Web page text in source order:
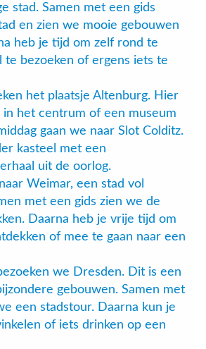
stad. Samen met een gids
en zien we mooie gebouwen
heb je tijd om zelf rond te
te bezoeken of ergens iets te
het plaatsje Altenburg. Hier
in het centrum of een museum
gaan we naar Slot Colditz.
kasteel met een
uit de oorlog.
Weimar, een stad vol
met een gids zien we de
Daarna heb je vrije tijd om
of mee te gaan naar een
we Dresden. Dit is een
gebouwen. Samen met
een stadstour. Daarna kun je
of iets drinken op een